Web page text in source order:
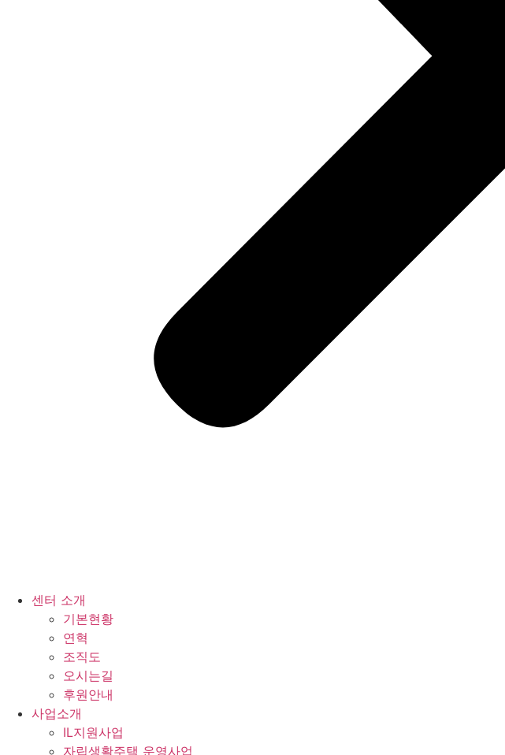
센터 소개
기본현황
연혁
조직도
오시는길
후원안내
사업소개
IL지원사업
자립생활주택 운영사업